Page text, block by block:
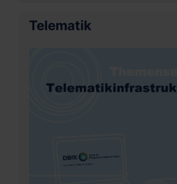
Telematik